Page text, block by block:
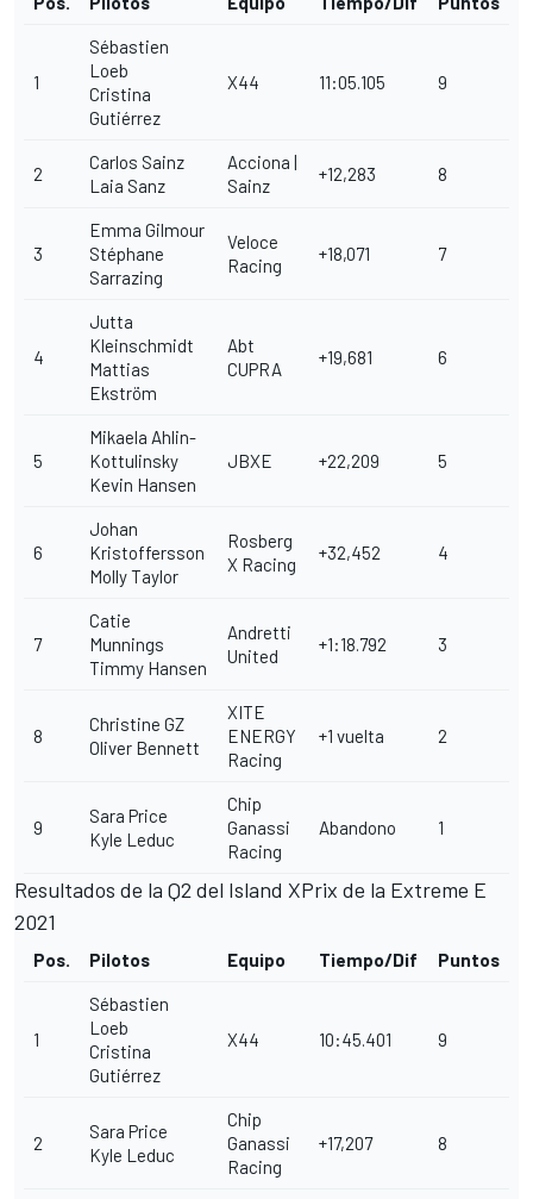
1
Sébastien
Loeb
Cristina
Gutiérrez
X44 11:05.105 9
2
Carlos Sainz
Laia Sanz
Acciona |
Sainz
+12,283 8
3
Emma Gilmour
Stéphane
Sarrazing
Veloce
Racing
+18,071 7
4
Jutta
Kleinschmidt
Mattias
Ekström
Abt
CUPRA
+19,681 6
5
Mikaela Ahlin-
Kottulinsky
Kevin Hansen
JBXE +22,209 5
6
Johan
Kristoffersson
Molly Taylor
Rosberg
X Racing
+32,452 4
7
Catie
Munnings
Timmy Hansen
Andretti
United
+1:18.792 3
8
Christine GZ
Oliver Bennett
XITE
ENERGY
Racing
+1 vuelta 2
9
Sara Price
Kyle Leduc
Chip
Ganassi
Racing
Abandono 1
Resultados de la Q2 del Island XPrix de la Extreme E
2021
Pos. Pilotos Equipo Tiempo/Dif Puntos
1
Sébastien
Loeb
Cristina
Gutiérrez
X44 10:45.401 9
2
Sara Price
Kyle Leduc
Chip
Ganassi
Racing
+17,207 8